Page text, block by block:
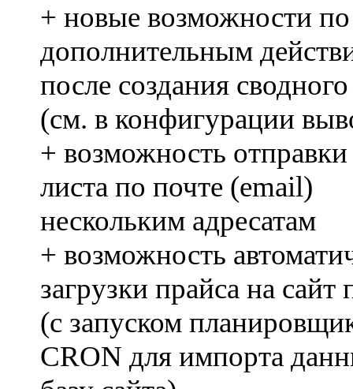
+ новые возможности по
дополнительным
после создания
(см. в конфигурации
+ возможность
листа по почте (email)
нескольким адресатам
+ возможность
загрузки прайса на сайт
(c запуском
CRON для импорта